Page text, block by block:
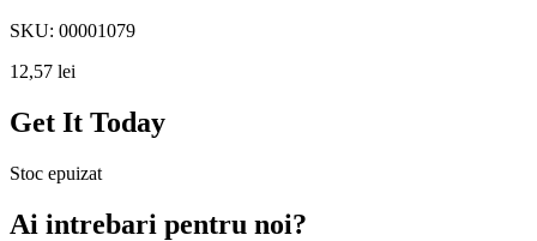
SKU: 00001079
12,57 lei
Get It Today
Stoc epuizat
Ai intrebari pentru noi?